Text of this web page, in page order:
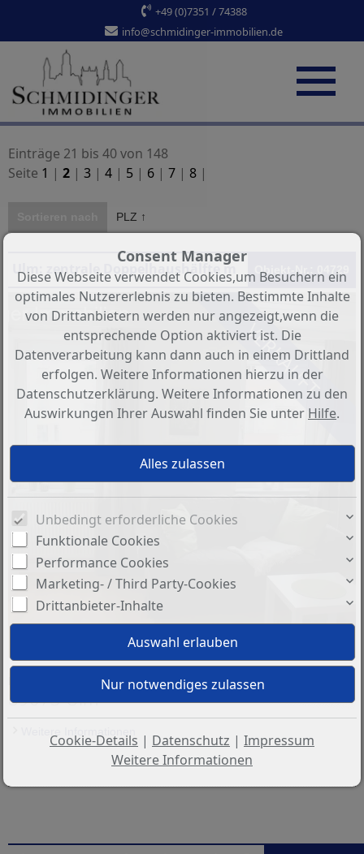
+49 (0)7351 / 74388
info@schmidinger-immobilien.de
Einträge 21 bis 40 von 148
Seite 1 | 2 | 3 | 4 | 5 | 6 | 7 | 8 |
PLZ ↑
Objekt-Nr.: 04729
VERKAUFT
Basisinformationen
89073 Ulm
Consent Manager
Diese Webseite verwendet Cookies,um Besuchern ein
optimales Nutzererlebnis zu bieten. Bestimmte Inhalte
von Drittanbietern werden nur angezeigt,wenn die
entsprechende Option aktiviert ist. Die
Datenverarbeitung kann dann auch in einem Drittland
erfolgen. Weitere Informationen hierzu in der
Datenschutzerklärung. Weitere Informationen zu den
Auswirkungen Ihrer Auswahl finden Sie unter Hilfe.
Unbedingt erforderliche Cookies
Funktionale Cookies
Performance Cookies
Marketing- / Third Party-Cookies
Drittanbieter-Inhalte
Cookie-Details | Datenschutz | Impressum
Weitere Informationen